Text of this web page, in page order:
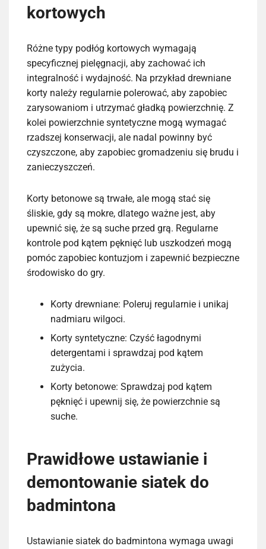
kortowych
Różne typy podłóg kortowych wymagają
specyficznej pielęgnacji, aby zachować ich
integralność i wydajność. Na przykład drewniane
korty należy regularnie polerować, aby zapobiec
zarysowaniom i utrzymać gładką powierzchnię. Z
kolei powierzchnie syntetyczne mogą wymagać
rzadszej konserwacji, ale nadal powinny być
czyszczone, aby zapobiec gromadzeniu się brudu i
zanieczyszczeń.
Korty betonowe są trwałe, ale mogą stać się
śliskie, gdy są mokre, dlatego ważne jest, aby
upewnić się, że są suche przed grą. Regularne
kontrole pod kątem pęknięć lub uszkodzeń mogą
pomóc zapobiec kontuzjom i zapewnić bezpieczne
środowisko do gry.
Korty drewniane: Poleruj regularnie i unikaj
nadmiaru wilgoci.
Korty syntetyczne: Czyść łagodnymi
detergentami i sprawdzaj pod kątem
zużycia.
Korty betonowe: Sprawdzaj pod kątem
pęknięć i upewnij się, że powierzchnie są
suche.
Prawidłowe ustawianie i
demontowanie siatek do
badmintona
Ustawianie siatek do badmintona wymaga uwagi